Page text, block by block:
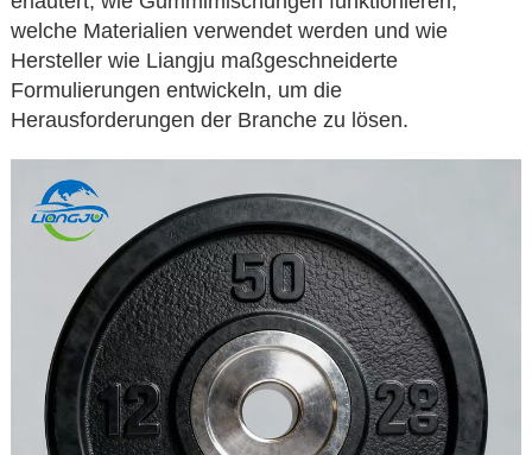
welche Materialien verwendet werden und wie
Hersteller wie Liangju maßgeschneiderte
Formulierungen entwickeln, um die
Herausforderungen der Branche zu lösen.